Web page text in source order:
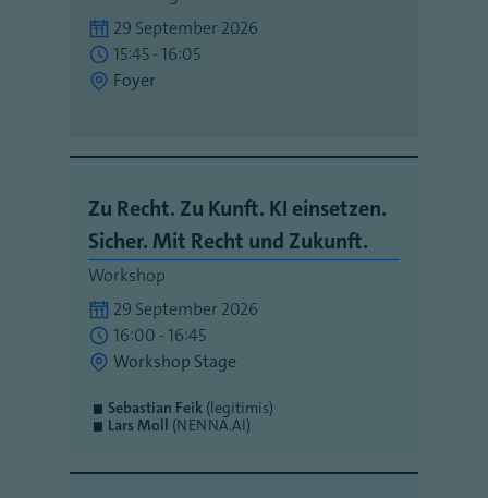
29 September 2026
15:45 - 16:05
Foyer
Zu Recht. Zu Kunft. KI einsetzen.
Sicher. Mit Recht und Zukunft.
Workshop
29 September 2026
16:00 - 16:45
Workshop Stage
Sebastian Feik (legitimis)
Lars Moll (NENNA.AI)